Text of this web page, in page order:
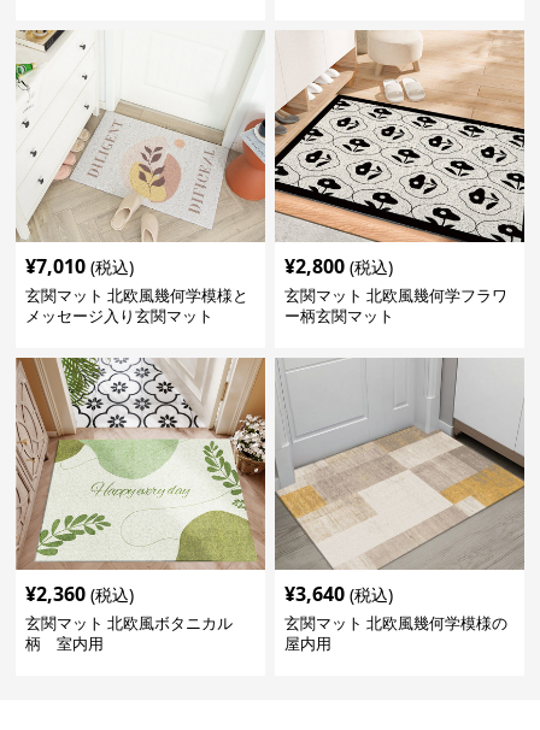
¥7,010 (税込)
玄関マット 北欧風幾何学模様と
メッセージ入り玄関マット
¥2,800 (税込)
玄関マット 北欧風幾何学フラワ
ー柄玄関マット
¥2,360 (税込)
玄関マット 北欧風ボタニカル
柄 室内用
¥3,640 (税込)
玄関マット 北欧風幾何学模様の
屋内用